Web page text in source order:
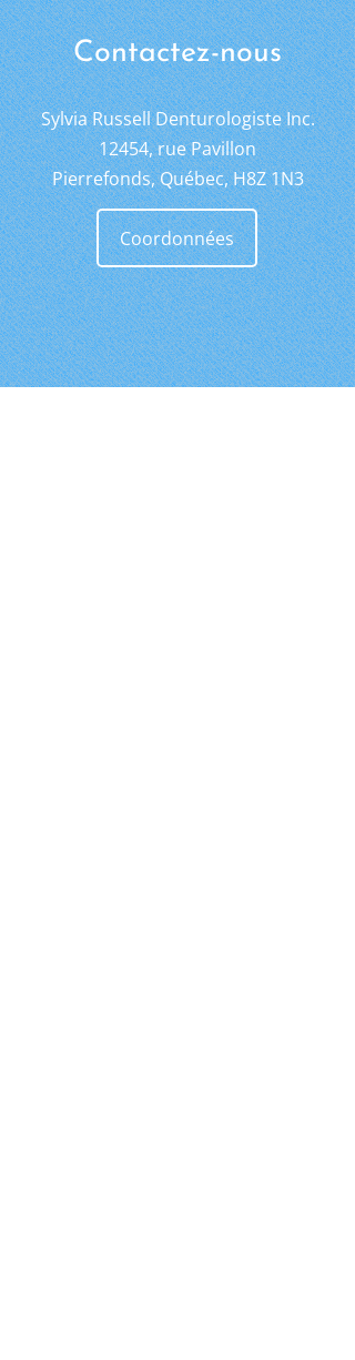
Contactez-nous
Sylvia Russell Denturologiste Inc.
12454, rue Pavillon
Pierrefonds, Québec, H8Z 1N3
Coordonnées